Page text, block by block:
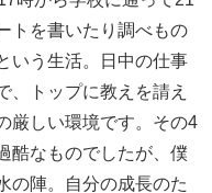
トを書いたり調べもの
いう生活。日中の仕事
、トップに教えを請え
厳しい環境です。その4
酷なものでしたが、僕
の陣。自分の成長のた